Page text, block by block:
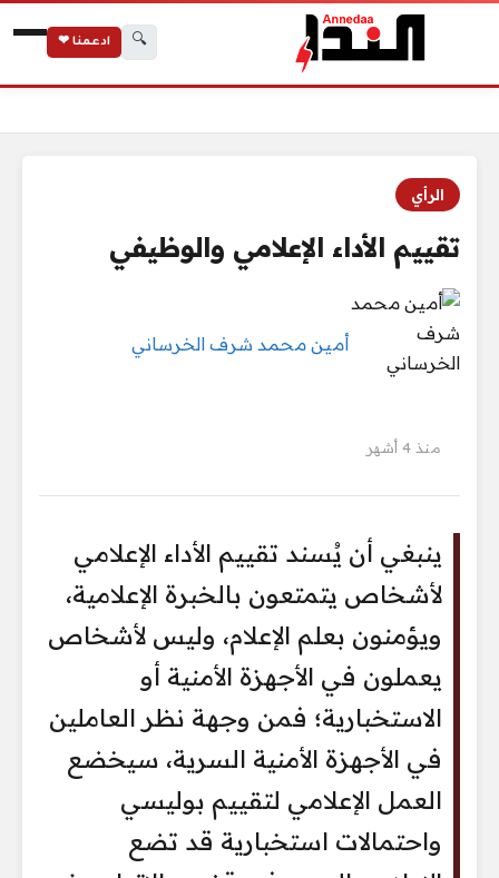
🔍 ادعمنا ❤
الرأي
تقييم الأداء الإعلامي والوظيفي
أمين محمد شرف الخرساني
منذ 4 أشهر
ينبغي أن يُسند تقييم الأداء الإعلامي
لأشخاص يتمتعون بالخبرة الإعلامية،
ويؤمنون بعلم الإعلام، وليس لأشخاص
يعملون في الأجهزة الأمنية أو
الاستخبارية؛ فمن وجهة نظر العاملين
في الأجهزة الأمنية السرية، سيخضع
العمل الإعلامي لتقييم بوليسي
واحتمالات استخبارية قد تضع